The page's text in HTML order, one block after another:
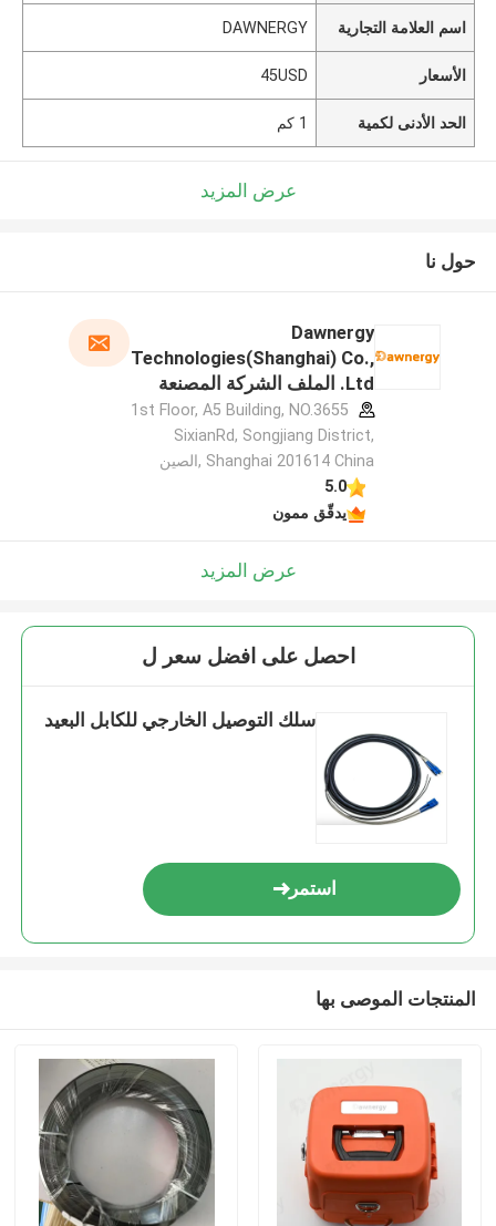
اسم العلامة التجارية DAWNERGY
الأسعار 45USD
الحد الأدنى لكمية 1 كم
عرض المزيد
حول نا
Dawnergy
Technologies(Shanghai) Co.,
Ltd. الملف الشركة المصنعة
1st Floor, A5 Building, NO.3655
SixianRd, Songjiang District,
Shanghai 201614 China ,الصين
5.0
يدقّق ممون
عرض المزيد
احصل على افضل سعر ل
سلك التوصيل الخارجي للكابل البعيد
استمر
المنتجات الموصى بها